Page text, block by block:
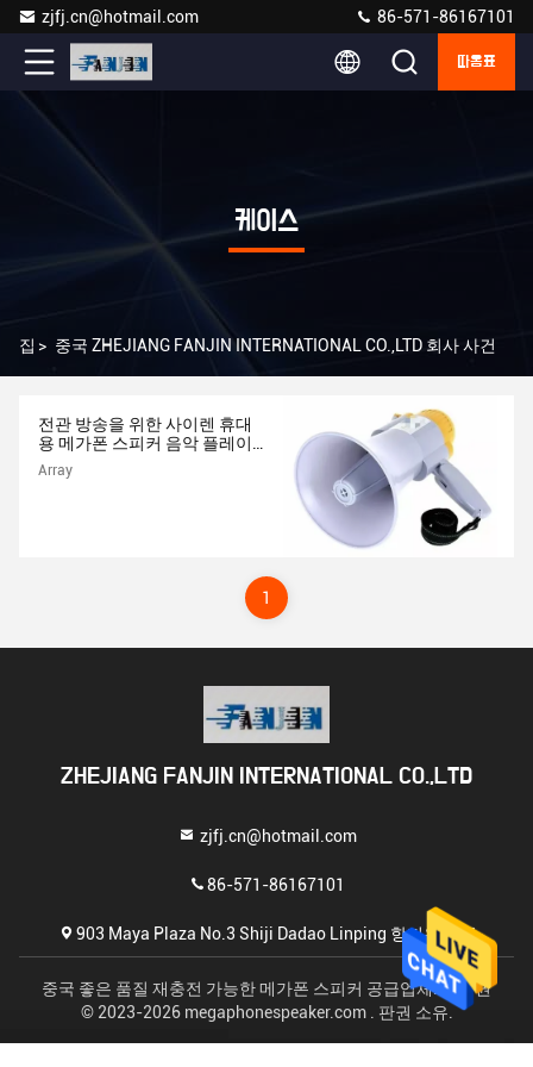
zjfj.cn@hotmail.com 86-571-86167101
따옴표
케이스
집 > 중국 ZHEJIANG FANJIN INTERNATIONAL CO.,LTD 회사 사건
전관 방송을 위한 사이렌 휴대
용 메가폰 스피커 음악 플레이
어 내장
Array
1
ZHEJIANG FANJIN INTERNATIONAL CO.,LTD
zjfj.cn@hotmail.com
86-571-86167101
903 Maya Plaza No.3 Shiji Dadao Linping 항저우 중국
중국 좋은 품질 재충전 가능한 메가폰 스피커 공급업체. 저작권
© 2023-2026 megaphonespeaker.com . 판권 소유.